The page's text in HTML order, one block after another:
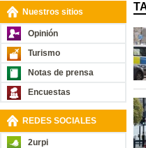
Nuestros sitios
Opinión
Turismo
Notas de prensa
Encuestas
REDES SOCIALES
2urpi